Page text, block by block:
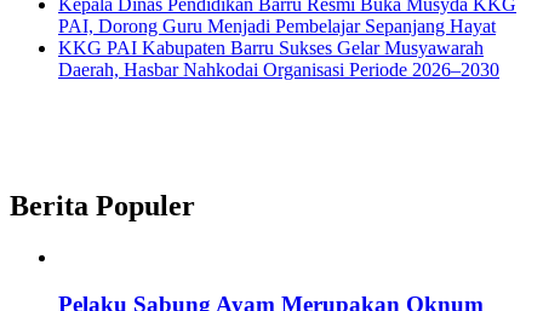
Kepala Dinas Pendidikan Barru Resmi Buka Musyda KKG
PAI, Dorong Guru Menjadi Pembelajar Sepanjang Hayat
KKG PAI Kabupaten Barru Sukses Gelar Musyawarah
Daerah, Hasbar Nahkodai Organisasi Periode 2026–2030
Berita Populer
Pelaku Sabung Ayam Merupakan Oknum